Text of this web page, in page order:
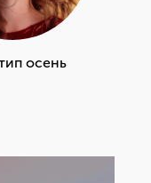
осень